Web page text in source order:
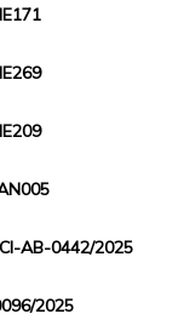
AB-0442/2025
2025